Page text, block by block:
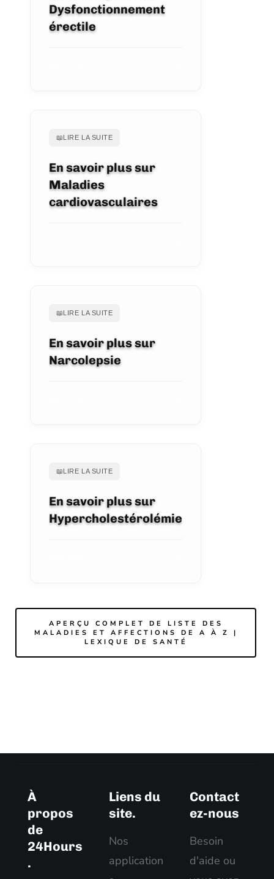
Dysfonctionnement
érectile
📖LIRE LA SUITE
En savoir plus sur
Maladies
cardiovasculaires
📖LIRE LA SUITE
En savoir plus sur
Narcolepsie
📖LIRE LA SUITE
En savoir plus sur
Hypercholestérolémie
APERÇU COMPLET DE LISTE DES
MALADIES ET AFFECTIONS DE A À Z |
LEXIQUE DE SANTÉ
À
propos
de
24Hours
.
Liens du
site.
Nos
application
Contact
ez-nous
Besoin
d'aide ou